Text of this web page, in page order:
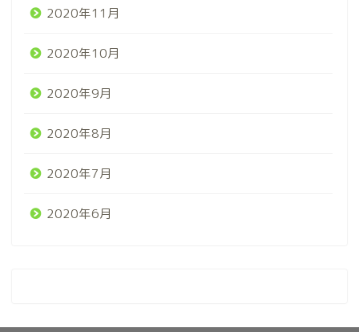
2020年11月
2020年10月
2020年9月
2020年8月
2020年7月
2020年6月